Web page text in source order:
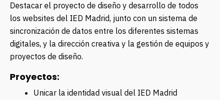
Destacar el proyecto de diseño y desarrollo de todos
los websites del IED Madrid, junto con un sistema de
sincronización de datos entre los diferentes sistemas
digitales, y la dirección creativa y la gestión de equipos y
proyectos de diseño.
Proyectos:
Unificar la identidad visual del IED Madrid